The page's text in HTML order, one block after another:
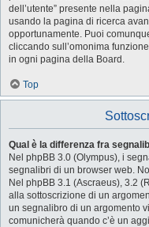
dell’utente” presente nella
usando la pagina di ricerca
opportunamente. Puoi
cliccando sull’omonima
in ogni pagina della Board.
Top
Qual è la differenza fra
Nel phpBB 3.0 (Olympus), i
segnalibri di un browser web.
Nel phpBB 3.1 (Ascraeus), 3.2
alla sottoscrizione di un
un segnalibro di un argomento
comunicherà quando c’è un